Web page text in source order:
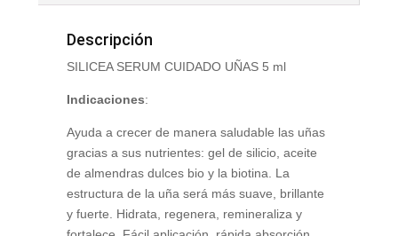
Descripción
SILICEA SERUM CUIDADO UÑAS 5 ml
Indicaciones:
Ayuda a crecer de manera saludable las uñas
gracias a sus nutrientes: gel de silicio, aceite
de almendras dulces bio y la biotina. La
estructura de la uña será más suave, brillante
y fuerte. Hidrata, regenera, remineraliza y